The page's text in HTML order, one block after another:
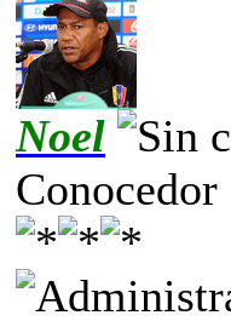
Noel
Conocedor